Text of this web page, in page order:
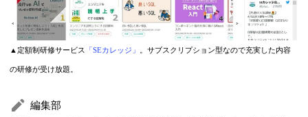
▲定額制研修サービス 「SEカレッジ」 。サブスクリプション型なので充実した内容
の研修が受け放題。
編集部